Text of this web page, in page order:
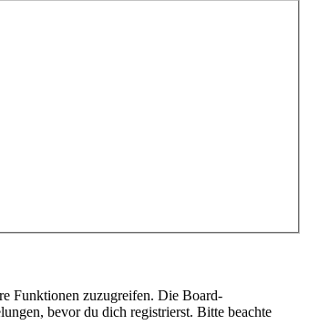
Funktionen zuzugreifen. Die Board-
bevor du dich registrierst. Bitte beachte